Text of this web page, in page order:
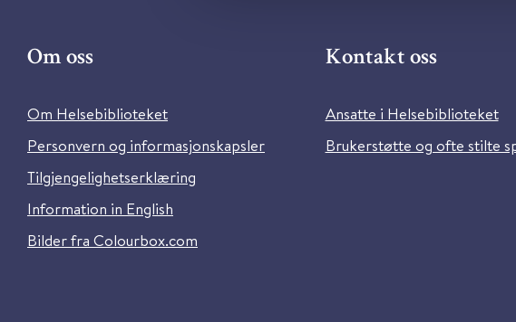
Om oss
Om Helsebiblioteket
Personvern og informasjonskapsler
Tilgjengelighetserklæring
Information in English
Bilder fra Colourbox.com
Kontakt oss
Ansatte i Helsebiblioteket
Brukerstøtte og ofte stilte